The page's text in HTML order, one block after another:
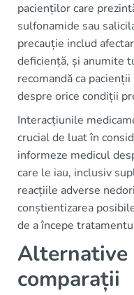
pacienților care
sulfonamide sau
precauție includ
deficiență, și anumite
recomandă ca
despre orice condiții
Interacțiunile
crucial de luat în
informeze medicul
care le iau, inclusiv
reacțiile adverse
conștientizarea
de a începe
Alternative
comparații